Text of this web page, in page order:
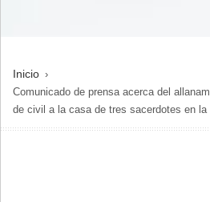
SOBRESCRIBIR
ENLACES
DE
Inicio
Comunicado de prensa acerca del
de civil a la casa de tres sacerdotes en la